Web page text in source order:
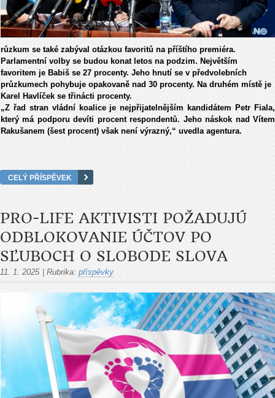
růzkum se také zabýval otázkou favoritů na příštího premiéra.
Parlamentní volby se budou konat letos na podzim. Největším
favoritem je Babiš se 27 procenty. Jeho hnutí se v předvolebních
průzkumech pohybuje opakovaně nad 30 procenty. Na druhém místě je
Karel Havlíček se třinácti procenty.
„Z řad stran vládní koalice je nejpřijatelnějším kandidátem Petr Fiala,
který má podporu devíti procent respondentů. Jeho náskok nad Vítem
Rakušanem (šest procent) však není výrazný,“ uvedla agentura.
CELÝ PŘÍSPĚVEK
PRO-LIFE AKTIVISTI POŽADUJÚ
ODBLOKOVANIE ÚČTOV PO
SĽUBOCH O SLOBODE SLOVA
11. 1. 2025 Rubrika: příspěvky